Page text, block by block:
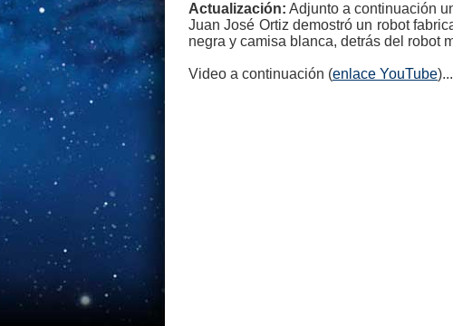
Actualización: Adjunto a continuación
Juan José Ortiz demostró un robot
negra y camisa blanca, detrás del robot
Video a continuación (enlace YouTube)...